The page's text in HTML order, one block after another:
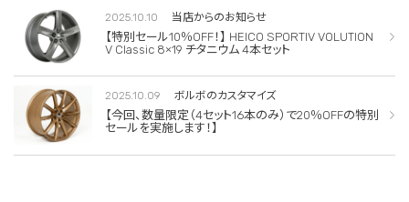
2025.10.10 当店からのお知らせ
【特別セール10％OFF！】 HEICO SPORTIV VOLUTION
V Classic 8×19 チタニウム 4本セット
2025.10.09 ボルボのカスタマイズ
【今回、数量限定（4セット16本のみ）で20％OFFの特別
セールを実施します！】